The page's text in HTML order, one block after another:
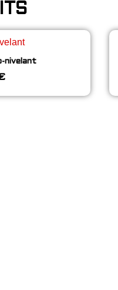
nivelant